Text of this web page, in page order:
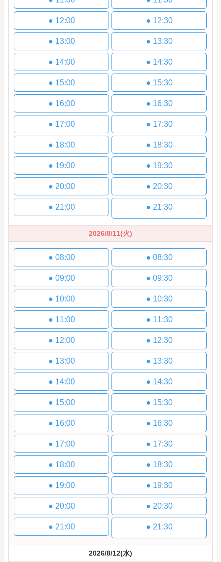
● 12:00 ● 12:30
● 13:00 ● 13:30
● 14:00 ● 14:30
● 15:00 ● 15:30
● 16:00 ● 16:30
● 17:00 ● 17:30
● 18:00 ● 18:30
● 19:00 ● 19:30
● 20:00 ● 20:30
● 21:00 ● 21:30
2026/8/11(火)
● 08:00 ● 08:30
● 09:00 ● 09:30
● 10:00 ● 10:30
● 11:00 ● 11:30
● 12:00 ● 12:30
● 13:00 ● 13:30
● 14:00 ● 14:30
● 15:00 ● 15:30
● 16:00 ● 16:30
● 17:00 ● 17:30
● 18:00 ● 18:30
● 19:00 ● 19:30
● 20:00 ● 20:30
● 21:00 ● 21:30
2026/8/12(水)